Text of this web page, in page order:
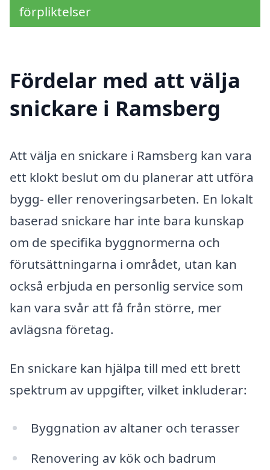
förpliktelser
Fördelar med att välja
snickare i Ramsberg
Att välja en snickare i Ramsberg kan vara
ett klokt beslut om du planerar att utföra
bygg- eller renoveringsarbeten. En lokalt
baserad snickare har inte bara kunskap
om de specifika byggnormerna och
förutsättningarna i området, utan kan
också erbjuda en personlig service som
kan vara svår att få från större, mer
avlägsna företag.
En snickare kan hjälpa till med ett brett
spektrum av uppgifter, vilket inkluderar:
Byggnation av altaner och terasser
Renovering av kök och badrum